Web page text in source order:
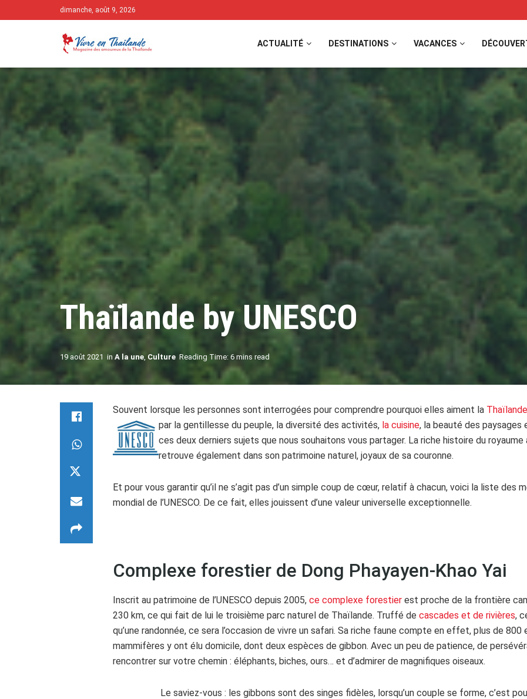
dimanche, août 9, 2026
ACTUALITÉ DESTINATIONS VACANCES
Thaïlande by UNESCO
19 août 2021 in A la une, Culture Reading Time: 6 mins read
Souvent lorsque les personnes sont interrogées pour comprendre pourquoi elles aiment la Thaïlande
par la gentillesse du peuple, la diversité des activités, la cuisine, la beauté des paysages
ces deux derniers sujets que nous souhaitons vous partager. La riche histoire du
retrouve également dans son patrimoine naturel, joyaux de sa couronne.
Et pour vous garantir qu’il ne s’agit pas d’un simple coup de cœur, relatif à chacun, voici la liste des
mondial de l’UNESCO. De ce fait, elles jouissent d’une valeur universelle exceptionnelle.
Complexe forestier de Dong Phayayen-Khao Yai
Inscrit au patrimoine de l’UNESCO depuis 2005, ce complexe forestier est proche de la frontière
230 km, ce qui fait de lui le troisième parc naturel de Thaïlande. Truffé de cascades et de rivières,
qu’une randonnée, ce sera l’occasion de vivre un safari. Sa riche faune compte en effet, plus de
mammifères y ont élu domicile, dont deux espèces de gibbon. Avec un peu de patience, de
rencontrer sur votre chemin : éléphants, biches, ours… et d’admirer de magnifiques oiseaux.
Le saviez-vous : les gibbons sont des singes fidèles, lorsqu’un couple se forme, c’est